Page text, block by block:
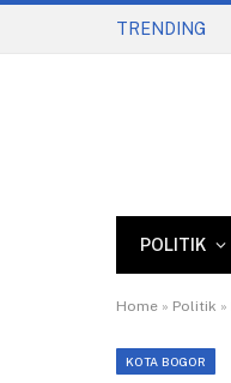
TRENDING
POLITIK
Home » Politik »
KOTA BOGOR